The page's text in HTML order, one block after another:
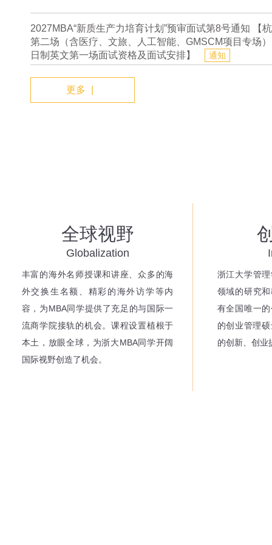
2027MBA“新质生产力培育计划”预审面试第8号通知 【
第二场（含医疗、文旅、人工智能、GMSCM项目专场
日制英文第一场面试资格及面试安排】
通知
更多
全球视野
Globalization
丰富的海外名师授课和讲座、众多的海
外交换生名额、精彩的海外访学等内
容，为MBA同学提供了充足的与国际一
流商学院接轨的机会。课程设置植根于
本土，放眼全球，为浙大MBA同学开阔
国际视野创造了机会。
浙江大学管
领域的研究
有全国唯一
的创业管理
的创新、创业